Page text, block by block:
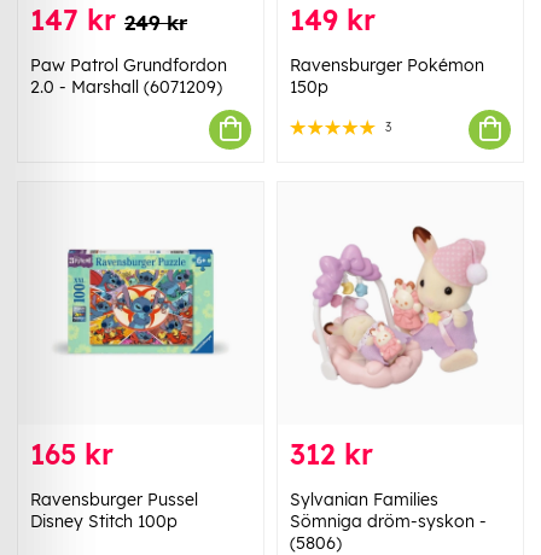
147 kr 249 kr
Paw Patrol Grundfordon
2.0 - Marshall (6071209)
149 kr
Ravensburger Pokémon
150p
3
165 kr
Ravensburger Pussel
Disney Stitch 100p
312 kr
Sylvanian Families
Sömniga dröm-syskon -
(5806)